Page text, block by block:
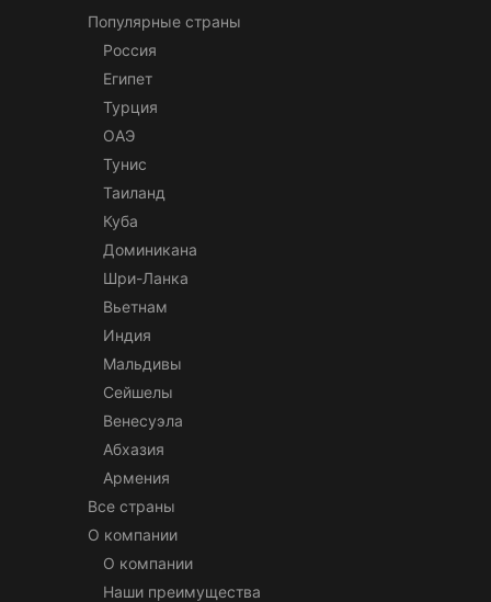
Популярные страны
Россия
Египет
Турция
ОАЭ
Тунис
Таиланд
Куба
Доминикана
Шри-Ланка
Вьетнам
Индия
Мальдивы
Сейшелы
Венесуэла
Абхазия
Армения
Все страны
О компании
О компании
Наши преимущества